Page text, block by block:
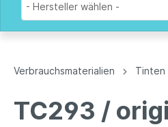
- Hersteller wählen -
Verbrauchsmaterialien Tinten
TC293 /